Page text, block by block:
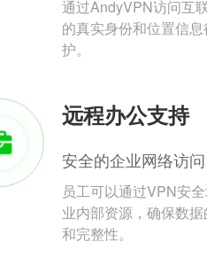
通过AndyVPN访问互
的真实身份和位置信
护。
远程办公支持
安全的企业网络访问
员工可以通过VPN安
业内部资源，确保数
和完整性。